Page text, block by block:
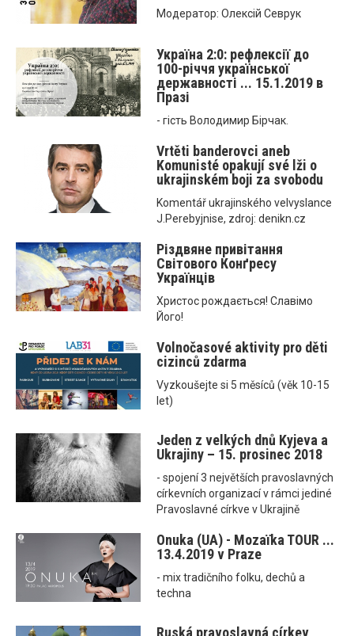
Модератор: Олексій Севрук
Україна 2:0: рефлексії до
100-річчя української
державності ... 15.1.2019 в
Празі
- гість Володимир Бірчак.
Vrtěti banderovci aneb
Komunisté opakují své lži o
ukrajinském boji za svobodu
Komentář ukrajinského velvyslance
J.Perebyjnise, zdroj: denikn.cz
Різдвяне привітання
Світового Конґресу
Українців
Христос рождається! Славімо
Його!
Volnočasové aktivity pro děti
cizinců zdarma
Vyzkoušejte si 5 měsíců (věk 10-15
let)
Jeden z velkých dnů Kyjeva a
Ukrajiny – 15. prosinec 2018
- spojení 3 největších pravoslavných
církevních organizací v rámci jediné
Pravoslavné církve v Ukrajině
Onuka (UA) - Mozaїka TOUR ...
13.4.2019 v Praze
- mix tradičního folku, dechů a
techna
Ruská pravoslavná církev